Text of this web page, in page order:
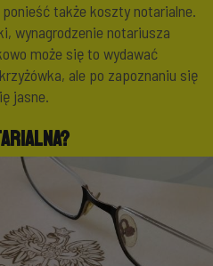
także koszty notarialne.
wynagrodzenie notariusza
może się to wydawać
ale po zapoznaniu się
jasne.